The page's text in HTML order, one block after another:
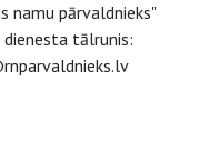
namu pārvaldnieks"
tālrunis: